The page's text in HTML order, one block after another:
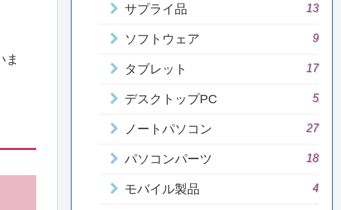
ま
サプライ品 13
ソフトウェア 9
タブレット 17
デスクトップPC 5
ノートパソコン 27
パソコンパーツ 18
モバイル製品 4